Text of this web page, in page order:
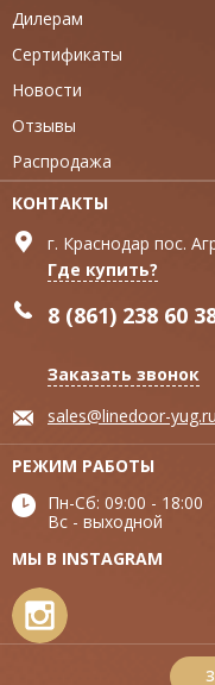
Дилерам
Сертификаты
Новости
Отзывы
Распродажа
КОНТАКТЫ
г. Краснодар пос.
Где купить?
8 (861) 238 60
Заказать звонок
sales@linedoor-yug.ru
РЕЖИМ РАБОТЫ
Пн-Сб: 09:00 - 18:00
Вс - выходной
МЫ В INSTAGRAM